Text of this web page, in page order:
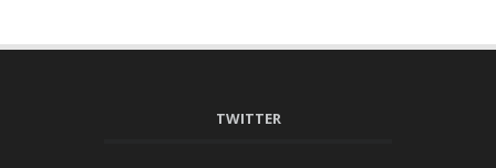
TWITTER